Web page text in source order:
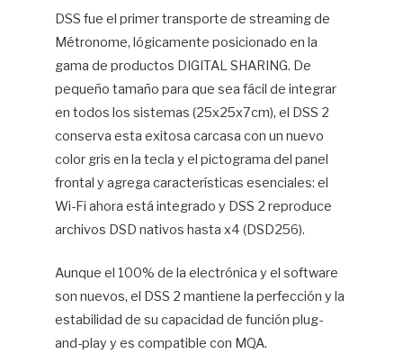
DSS fue el primer transporte de streaming de
Métronome, lógicamente posicionado en la
gama de productos DIGITAL SHARING. De
pequeño tamaño para que sea fácil de integrar
en todos los sistemas (25x25x7cm), el DSS 2
conserva esta exitosa carcasa con un nuevo
color gris en la tecla y el pictograma del panel
frontal y agrega características esenciales: el
Wi-Fi ahora está integrado y DSS 2 reproduce
archivos DSD nativos hasta x4 (DSD256).
Aunque el 100% de la electrónica y el software
son nuevos, el DSS 2 mantiene la perfección y la
estabilidad de su capacidad de función plug-
and-play y es compatible con MQA.